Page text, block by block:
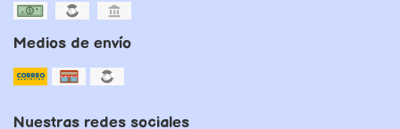
Medios de envío
Nuestras redes sociales